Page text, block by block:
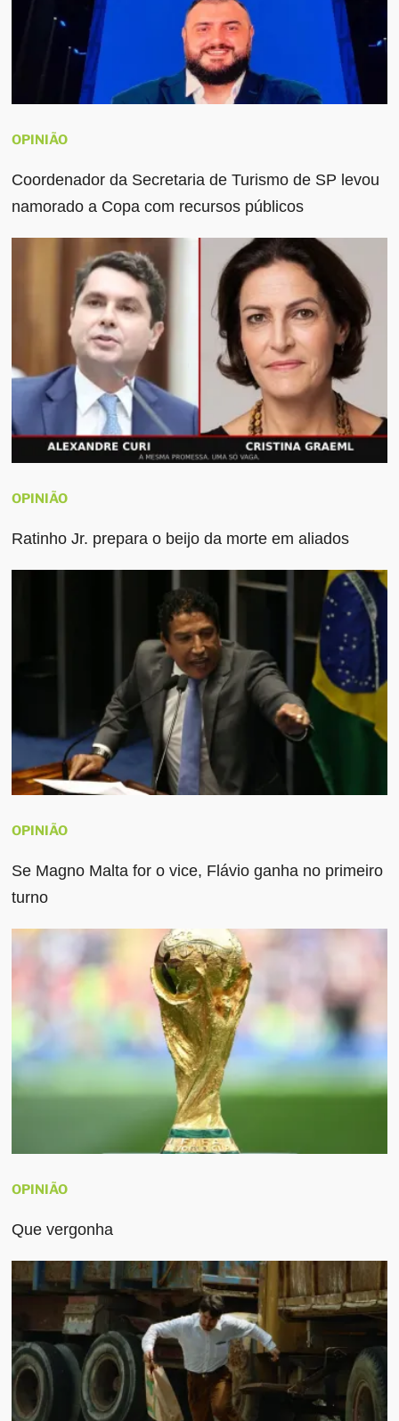
OPINIÃO
Coordenador da Secretaria de Turismo de SP levou
namorado a Copa com recursos públicos
OPINIÃO
Ratinho Jr. prepara o beijo da morte em aliados
OPINIÃO
Se Magno Malta for o vice, Flávio ganha no primeiro
turno
OPINIÃO
Que vergonha